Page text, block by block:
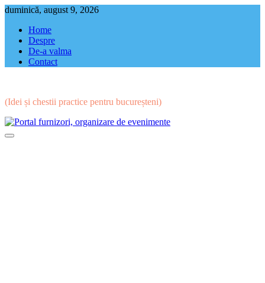
Skip
content
duminică, august 9, 2026
Home
Despre
De-a valma
Contact
(Idei și chestii practice pentru bucureșteni)